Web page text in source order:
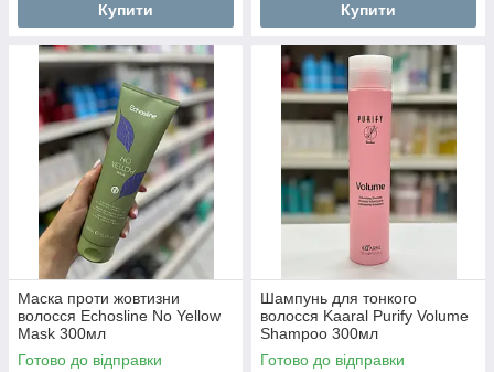
Купити Купити
Маска проти жовтизни
волосся Echosline No Yellow
Mask 300мл
Готово до відправки
Шампунь для тонкого
волосся Kaaral Purify Volume
Shampoo 300мл
Готово до відправки